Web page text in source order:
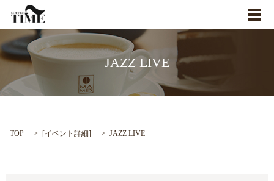
メ
JAZZ LIVE
TOP [イベント詳細] JAZZ LIVE